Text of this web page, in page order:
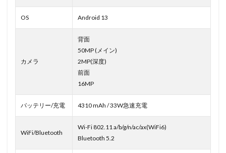
OS Android 13
カメラ
背面
50MP (メイン)
2MP(深度)
前面
16MP
バッテリー/充電 4310 mAh / 33W急速充電
WiFi/Bluetooth
Wi-Fi 802.11 a/b/g/n/ac/ax(WiFi6)
Bluetooth 5.2